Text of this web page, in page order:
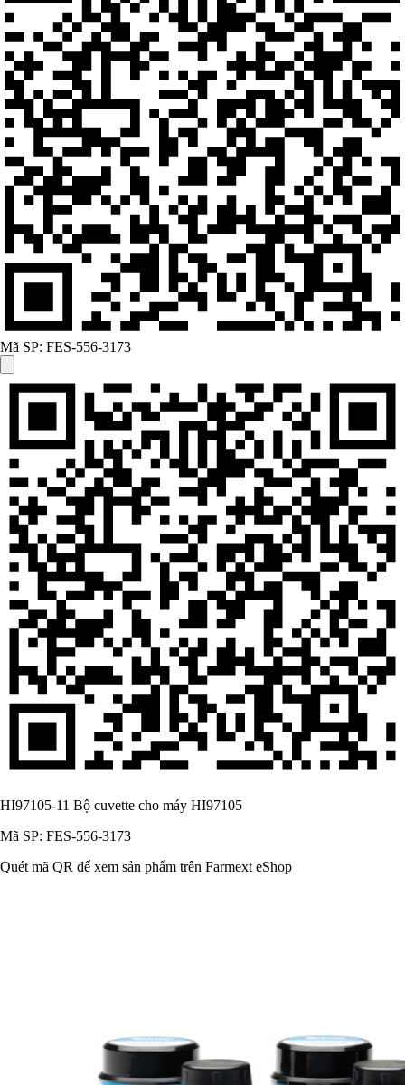
Mã SP: FES-556-3173
HI97105-11 Bộ cuvette cho máy HI97105
Mã SP: FES-556-3173
Quét mã QR để xem sản phẩm trên Farmext eShop